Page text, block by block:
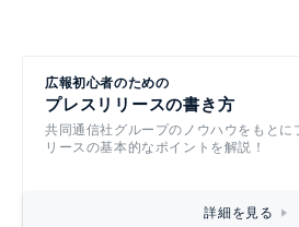
広報初心者のための
プレスリリースの書き方
共同通信社グループのノウハウをもとに
リースの基本的なポイントを解説！
詳細を見る